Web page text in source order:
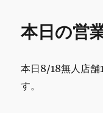
本日の営
本日8/18無人店舗
す。